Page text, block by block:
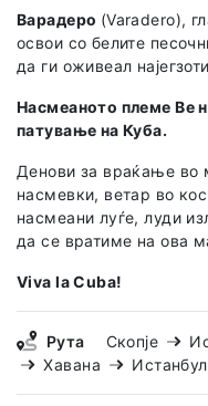
Варадеро (Varadero),
освои со белите
да ги оживеал
Насмеаното племе Ве
патување на Куба.
Денови за враќање во
насмевки, ветар во
насмеани луѓе, луди
да се вратиме на ова
Viva la Cuba!
Рута Скопје
Хавана
Истанбул